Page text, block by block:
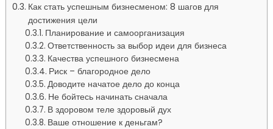
Как стать успешным бизнесменом: 8 шагов для
достижения цели
Планирование и самоорганизация
Ответственность за выбор идеи для бизнеса
Качества успешного бизнесмена
Риск – благородное дело
Доводите начатое дело до конца
Не бойтесь начинать сначала
В здоровом теле здоровый дух
Ваше отношение к деньгам?